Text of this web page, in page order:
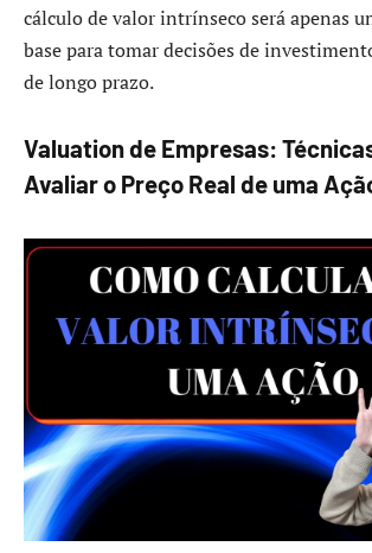
cálculo de valor intrínseco será apenas
base para tomar decisões de
de longo prazo.
Valuation de Empresas:
Avaliar o Preço Real de uma